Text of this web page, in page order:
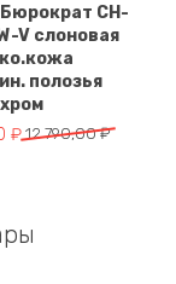
CH-
V слоновая
полозья
12 790,00₽
₽